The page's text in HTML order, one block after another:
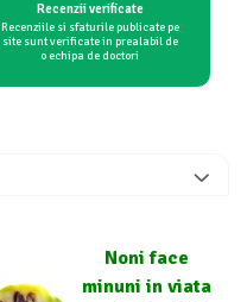
Recenzii verificate
Recenziile si sfaturile publicate pe
site sunt verificate in prealabil de
o echipa de doctori
Noni face
minuni in viata